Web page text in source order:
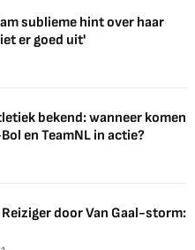
sublieme hint over haar
er goed uit'
bekend: wanneer komen
en TeamNL in actie?
door Van Gaal-storm: